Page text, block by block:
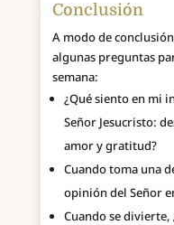
Conclusión
A modo de
algunas preguntas
semana:
¿Qué siento en mi
Señor Jesucristo:
amor y gratitud?
Cuando toma una
opinión del Señor
Cuando se divierte,